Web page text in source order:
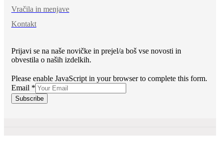
Vračila in menjave
Kontakt
Prijavi se na naše novičke in prejel/a boš vse novosti in
obvestila o naših izdelkih.
Please enable JavaScript in your browser to complete this form.
Email *
Subscribe